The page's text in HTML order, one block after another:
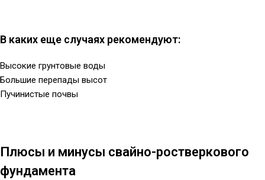
В каких еще случаях рекомендуют:
Высокие грунтовые воды
Большие перепады высот
Пучинистые почвы
Плюсы и минусы свайно-ростверкового
фундамента